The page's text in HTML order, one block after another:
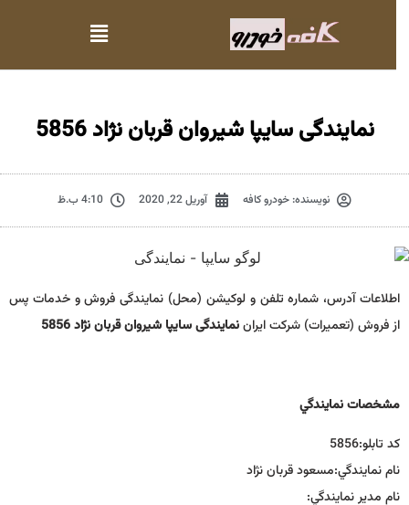
نمایندگی سایپا شیروان قربان نژاد 5856
نویسنده:خودرو کافه آوریل 22, 2020 4:10 ب.ظ
اطلاعات آدرس، شماره تلفن و لوکیشن (محل) نمایندگی فروش و خدمات پس
از فروش (تعمیرات) شرکت ایراننمایندگی سایپا شیروان قربان نژاد 5856
مشخصات نمايندگي
كد تابلو:5856
نام نمايندگي:مسعود قربان نژاد
نام مدير نمايندگي: